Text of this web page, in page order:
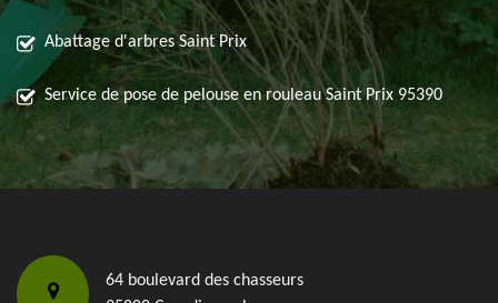
Abattage d'arbres Saint Prix
Service de pose de pelouse en rouleau Saint Prix 95390
64 boulevard des chasseurs